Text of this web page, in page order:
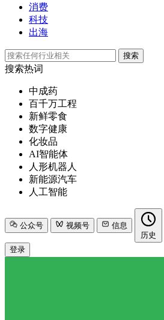
消费
科技
出海
搜索
搜索热词
中成药
百千万工程
新鲜零食
数字健康
化妆品
AI智能体
人形机器人
新能源汽车
人工智能
公众号 视频号
信息
历史
登录